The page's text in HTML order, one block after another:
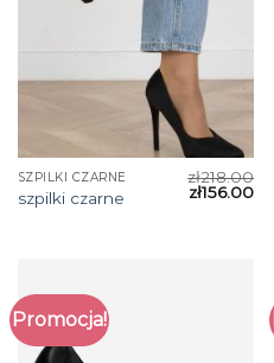
SZPILKI CZARNE
szpilki czarne
zł218.00
zł156.00
Promocja!